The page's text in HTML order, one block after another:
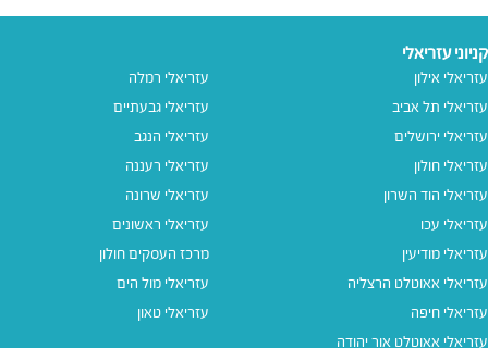
קניוני עזריאלי
עזריאלי אילון
עזריאלי תל אביב
עזריאלי ירושלים
עזריאלי חולון
עזריאלי הוד השרון
עזריאלי עכו
עזריאלי מודיעין
עזריאלי אאוטלט הרצליה
עזריאלי חיפה
עזריאלי אאוטלט אור יהודה
עזריאלי רמלה
עזריאלי גבעתיים
עזריאלי הנגב
עזריאלי רעננה
עזריאלי שרונה
עזריאלי ראשונים
מרכז העסקים חולון
עזריאלי מול הים
עזריאלי טאון